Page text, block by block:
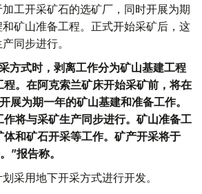
工开采矿石的选矿厂，同时开展为期
矿山准备工程。正式开始采矿后，这
同步进行。
方式时，剥离工作分为矿山基建工程
程。在阿克索兰矿床开始采矿前，将在
展为期一年的矿山基建和准备工作。
作将与采矿生产同步进行。矿山准备工
体和矿石开采等工作。矿产开采将于
”报告称。
采用地下开采方式进行开发。